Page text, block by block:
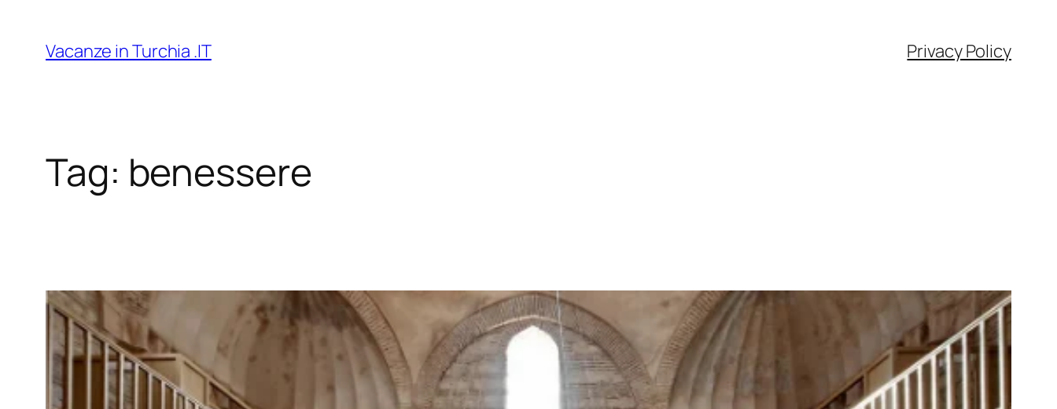
contenuto
Vacanze in Turchia .IT Privacy Policy
Tag: benessere